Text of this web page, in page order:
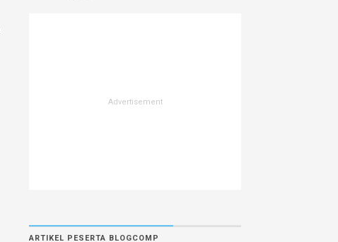
ARTIKEL PESERTA BLOGCOMP